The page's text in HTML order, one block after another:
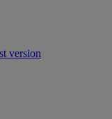
version